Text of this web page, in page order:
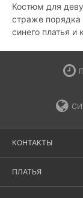
Костюм для
страже порядка
синего платья и
КОНТАКТЫ
ПЛАТЬЯ